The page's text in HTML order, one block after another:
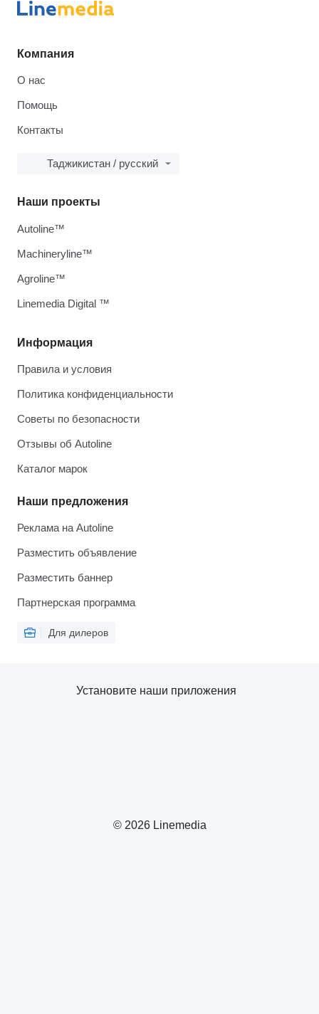
Компания
О нас
Помощь
Контакты
Таджикистан / русский
Информация
Правила и условия
Политика конфиденциальности
Советы по безопасности
Отзывы об Autoline
Каталог марок
Наши предложения
Реклама на Autoline
Разместить объявление
Разместить баннер
Партнерская программа
Для дилеров
Наши проекты
Autoline™
Machineryline™
Agroline™
Linemedia Digital ™
© 2026 Linemedia
Установите наши приложения